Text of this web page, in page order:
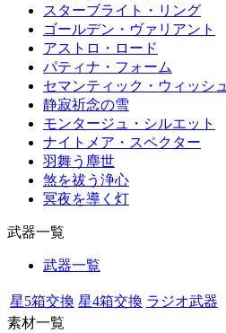
スターブライト・リング
ゴールデン・ヴァリアント
アストロ・ロード
パティナ・フォーム
セマンティック・ウィッシュ
静寂祈念の雪
モンタージュ・シルエット
ナイトメア・スペクター
羽舞う塵世
煞を祓う浄心
冥夜を導く灯
武器一覧
武器一覧
星5箱交換 星4箱交換 ラジオ武器
素材一覧